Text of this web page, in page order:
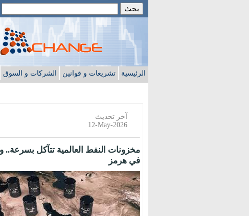
الرئيسية تشريعات و قوانين الشركات و السوق
آخر تحديث
12-May-2026
مخزونات النفط العالمية تتآكل
في هرمز